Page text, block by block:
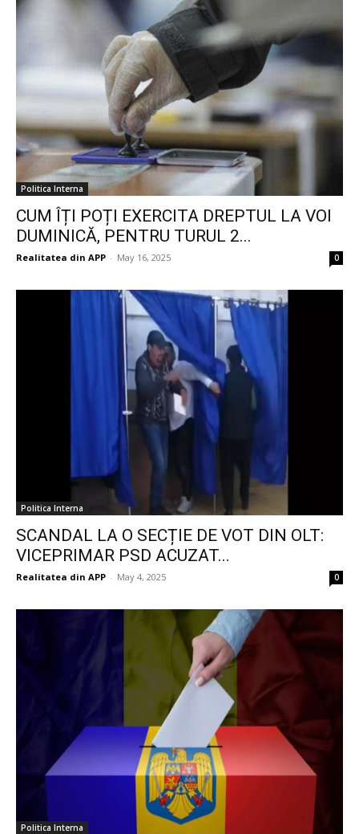
Politica Interna
CUM ÎȚI POȚI EXERCITA DREPTUL LA VOI
DUMINICĂ, PENTRU TURUL 2...
Realitatea din APP - May 16, 2025 0
Politica Interna
SCANDAL LA O SECȚIE DE VOT DIN OLT:
VICEPRIMAR PSD ACUZAT...
Realitatea din APP - May 4, 2025 0
Politica Interna